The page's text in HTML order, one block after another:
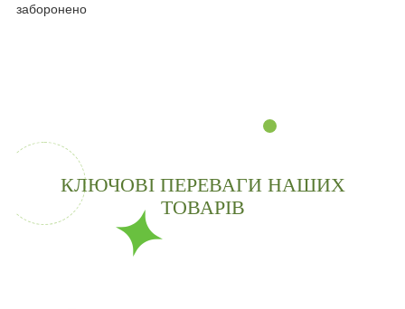
заборонено
КЛЮЧОВІ ПЕРЕВАГИ НАШИХ
ТОВАРІВ